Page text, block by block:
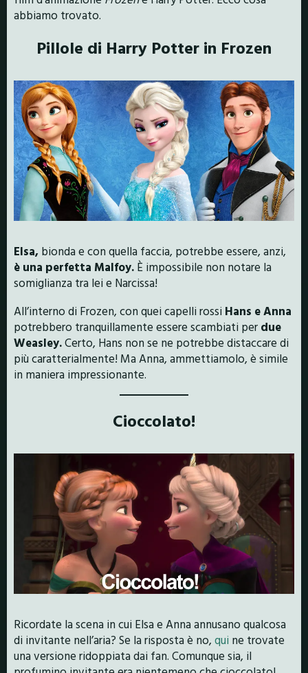
abbiamo trovato.
Pillole di Harry Potter in Frozen
Elsa, bionda e con quella faccia, potrebbe essere, anzi,
è una perfetta Malfoy. È impossibile non notare la
somiglianza tra lei e Narcissa!
All’interno di Frozen, con quei capelli rossi Hans e Anna
potrebbero tranquillamente essere scambiati per due
Weasley.Certo, Hans non se ne potrebbe distaccare di
più caratterialmente! Ma Anna, ammettiamolo, è simile
in maniera impressionante.
Cioccolato!
Ricordate la scena in cui Elsa e Anna annusano qualcosa
di invitante nell’aria? Se la risposta è no, qui ne trovate
una versione ridoppiata dai fan. Comunque sia, il